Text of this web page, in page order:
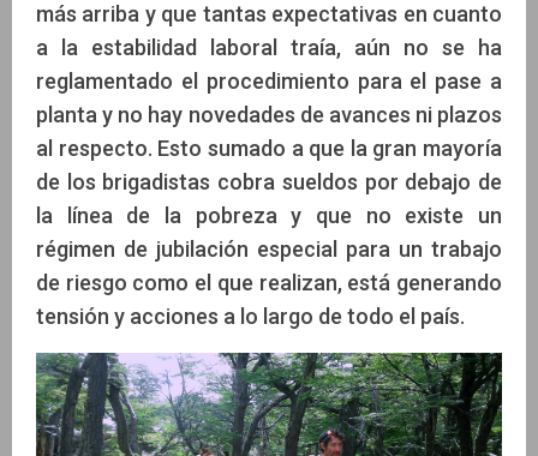
más arriba y que tantas expectativas en cuanto
a la estabilidad laboral traía, aún no se ha
reglamentado el procedimiento para el pase a
planta y no hay novedades de avances ni plazos
al respecto. Esto sumado a que la gran mayoría
de los brigadistas cobra sueldos por debajo de
la línea de la pobreza y que no existe un
régimen de jubilación especial para un trabajo
de riesgo como el que realizan, está generando
tensión y acciones a lo largo de todo el país.